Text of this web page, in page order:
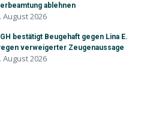
ablehnen
August 2026
bestätigt Beugehaft gegen Lina E.
verweigerter Zeugenaussage
August 2026